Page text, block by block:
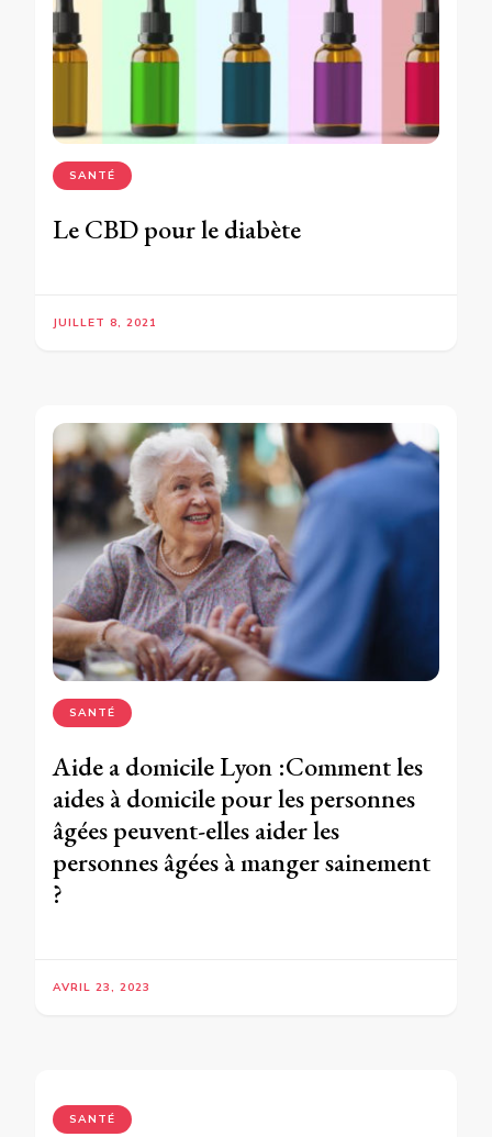
SANTÉ
Le CBD pour le diabète
JUILLET 8, 2021
SANTÉ
Aide a domicile Lyon :Comment les
aides à domicile pour les personnes
âgées peuvent-elles aider les
personnes âgées à manger sainement
?
AVRIL 23, 2023
SANTÉ